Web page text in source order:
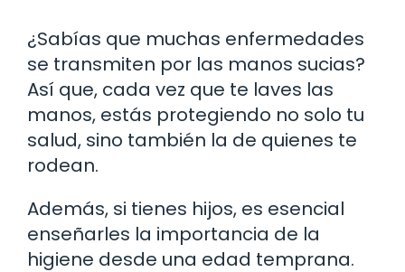
¿Sabías que muchas enfermedades
se transmiten por las manos sucias?
Así que, cada vez que te laves las
manos, estás protegiendo no solo tu
salud, sino también la de quienes te
rodean.
Además, si tienes hijos, es esencial
enseñarles la importancia de la
higiene desde una edad temprana.